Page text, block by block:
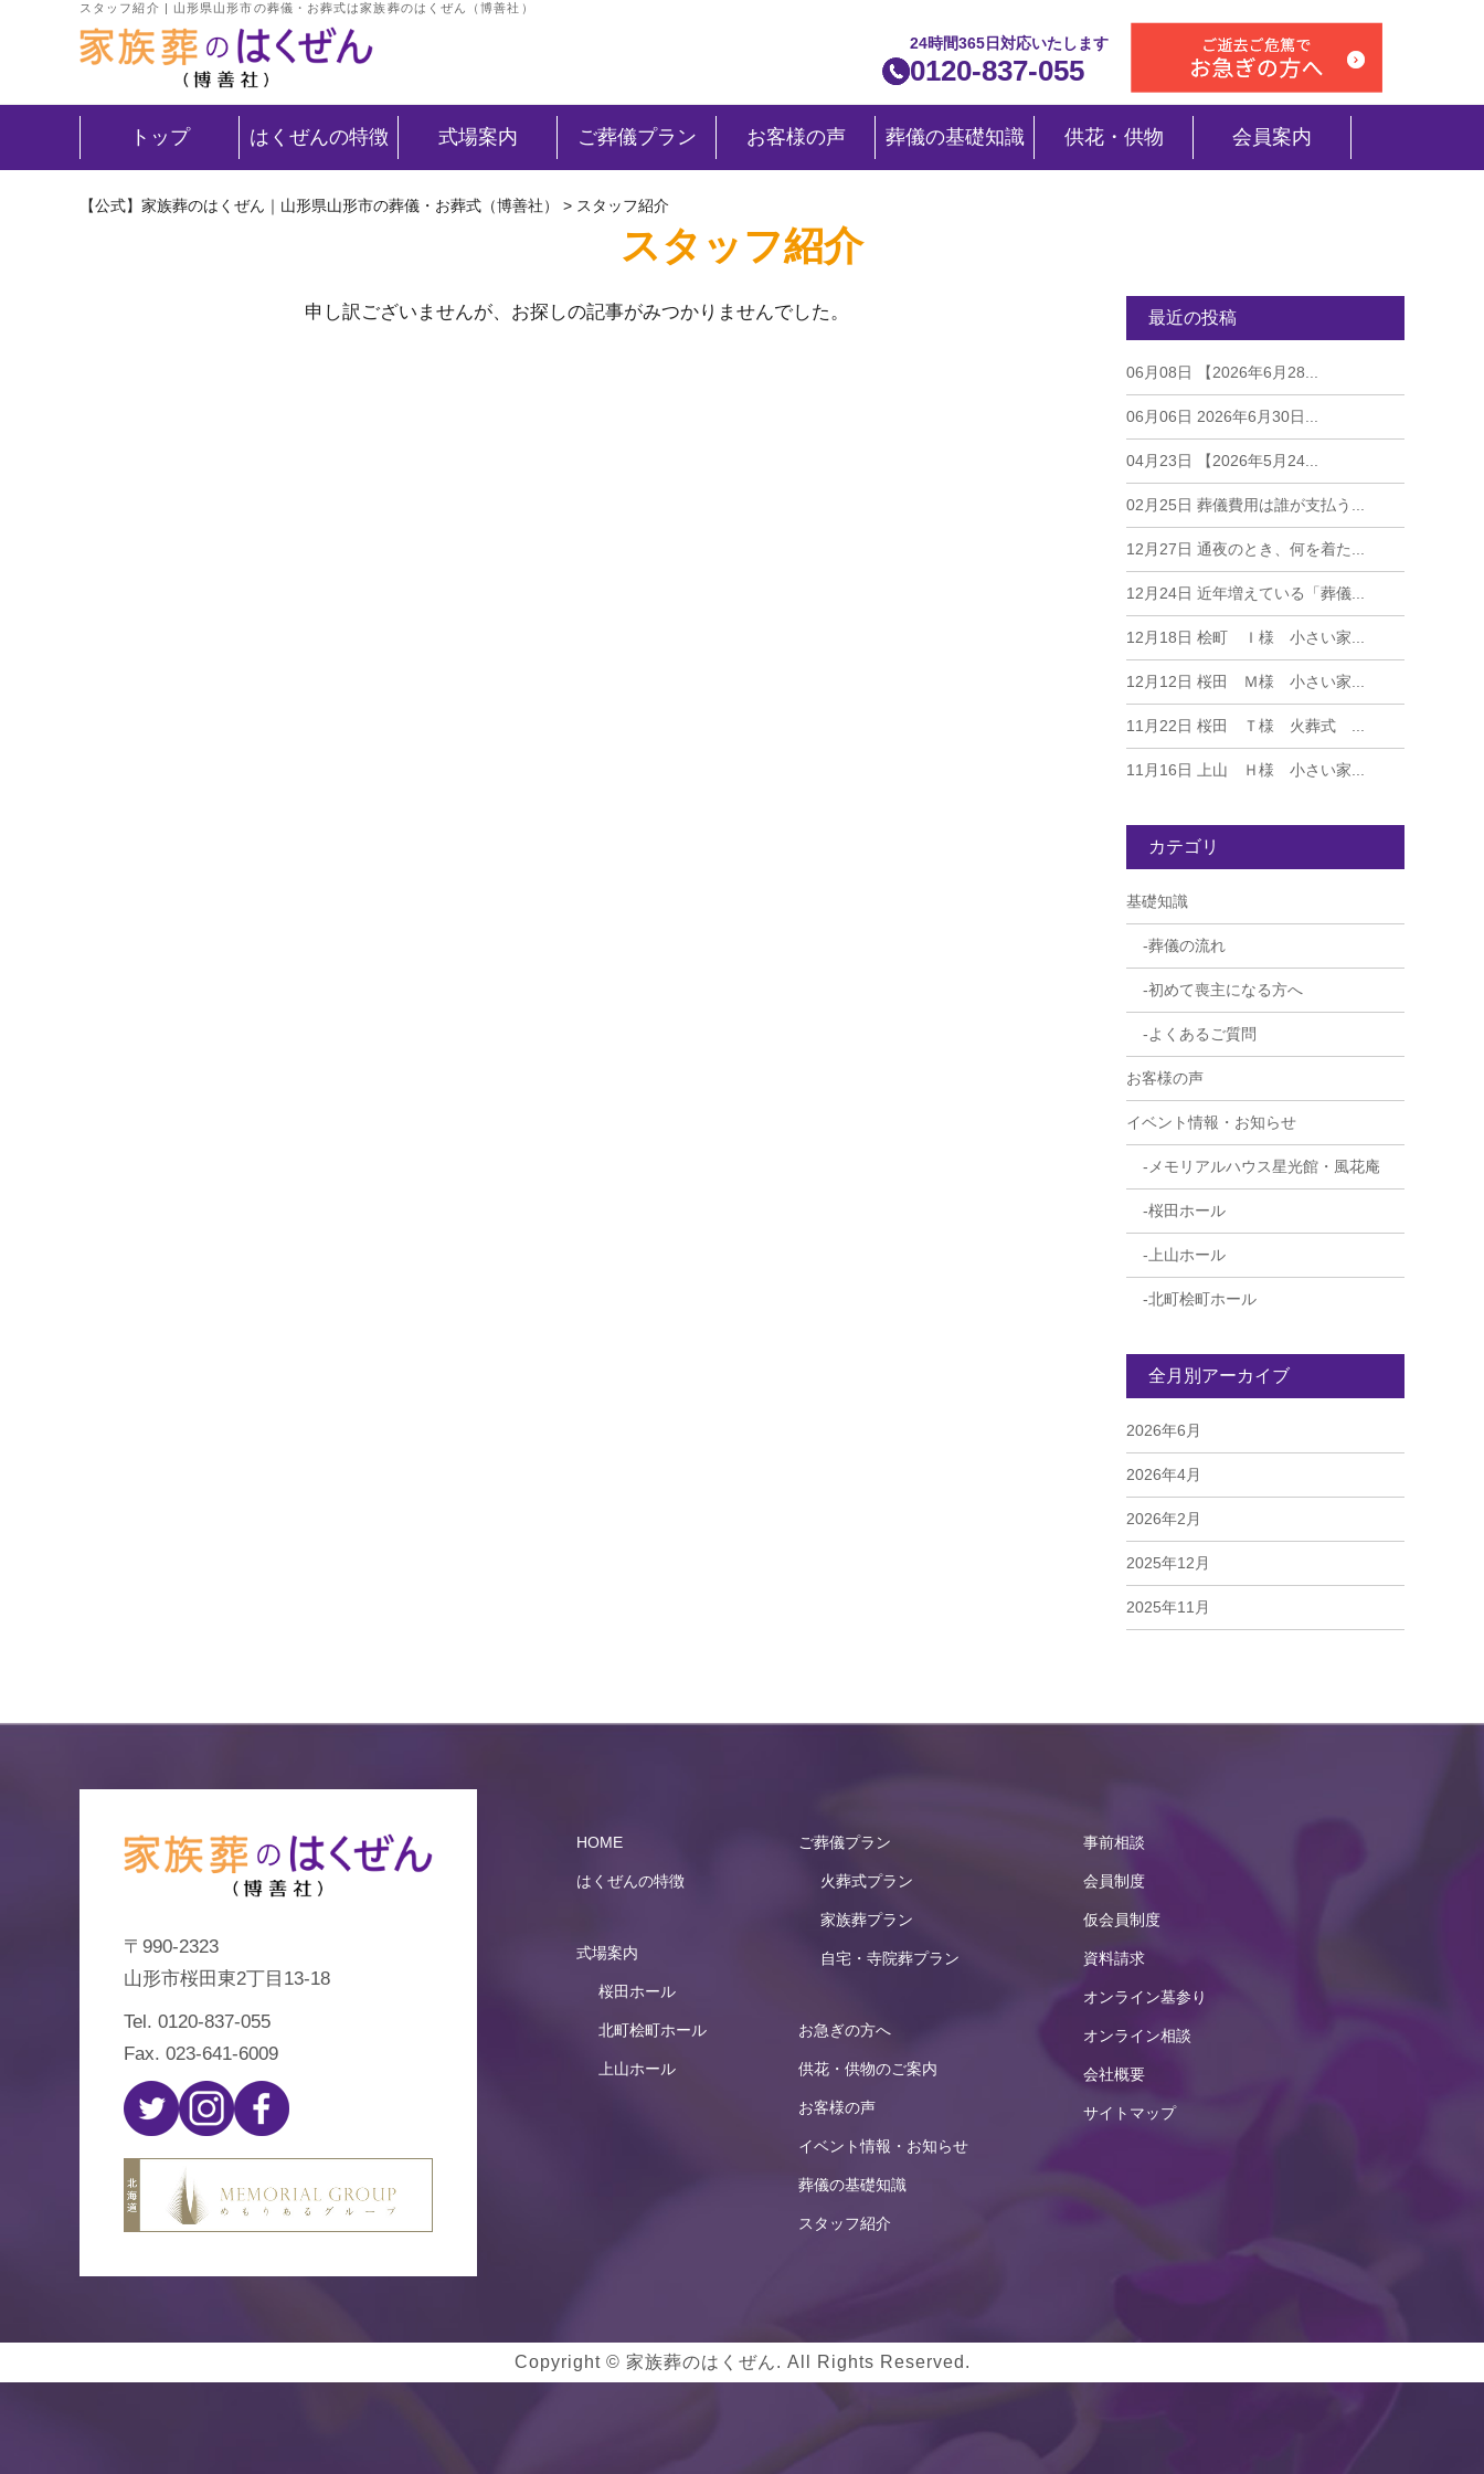
スタッフ紹介 | 山形県山形市の葬儀・お葬式は家族葬のはくぜん（博善社）
24時間365日対応いたします
0120-837-055
トップ はくぜんの特徴 式場案内 ご葬儀プラン お客様の声 葬儀の基礎知識 供花・供物 会員案内
【公式】家族葬のはくぜん｜山形県山形市の葬儀・お葬式（博善社） > スタッフ紹介
スタッフ紹介
申し訳ございませんが、お探しの記事がみつかりませんでした。 最近の投稿
06月08日 【2026年6月28...
06月06日 2026年6月30日...
04月23日 【2026年5月24...
02月25日 葬儀費用は誰が支払う...
12月27日 通夜のとき、何を着た...
12月24日 近年増えている「葬儀...
12月18日 桧町 Ｉ様 小さい家...
12月12日 桜田 Ｍ様 小さい家...
11月22日 桜田 Ｔ様 火葬式 ...
11月16日 上山 Ｈ様 小さい家...
カテゴリ
基礎知識
葬儀の流れ
初めて喪主になる方へ
よくあるご質問
お客様の声
イベント情報・お知らせ
メモリアルハウス星光館・風花庵
桜田ホール
上山ホール
北町桧町ホール
全月別アーカイブ
2026年6月
2026年4月
2026年2月
2025年12月
2025年11月
2025年5月
2025年4月
2025年3月
2025年2月
2025年1月
〒990-2323
山形市桜田東2丁目13-18
Tel. 0120-837-055
Fax. 023-641-6009
HOME
はくぜんの特徴
式場案内
桜田ホール
北町桧町ホール
上山ホール
ご葬儀プラン
火葬式プラン
家族葬プラン
自宅・寺院葬プラン
お急ぎの方へ
供花・供物のご案内
お客様の声
イベント情報・お知らせ
葬儀の基礎知識
スタッフ紹介
事前相談
会員制度
仮会員制度
資料請求
オンライン墓参り
オンライン相談
会社概要
サイトマップ
Copyright © 家族葬のはくぜん. All Rights Reserved.